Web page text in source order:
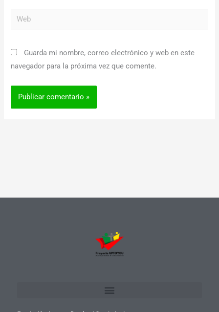
Web
Guarda mi nombre, correo electrónico y web en este
navegador para la próxima vez que comente.